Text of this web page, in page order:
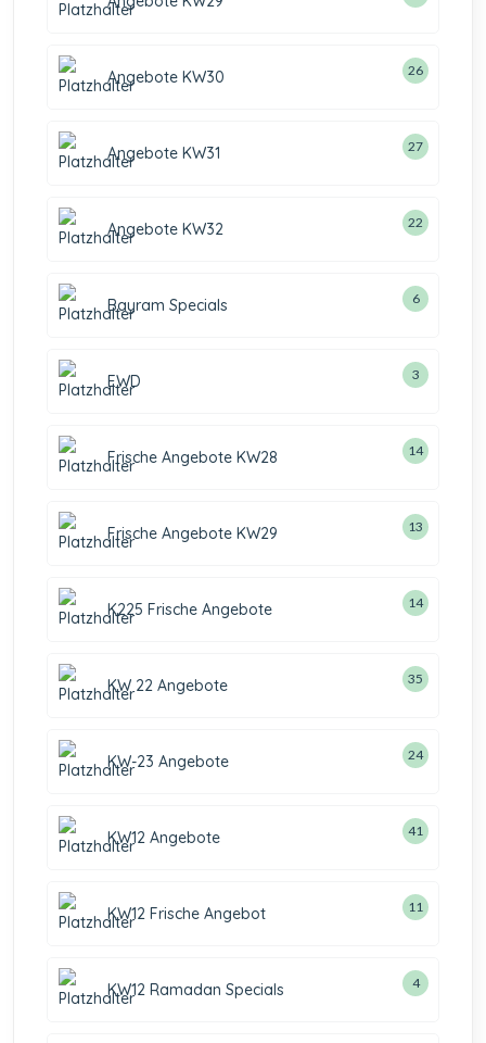
Angebote KW30 26
Angebote KW31 27
Angebote KW32 22
Bayram Specials 6
EWD 3
Frische Angebote KW28 14
Frische Angebote KW29 13
K225 Frische Angebote 14
KW 22 Angebote 35
KW-23 Angebote 24
KW12 Angebote 41
KW12 Frische Angebot 11
KW12 Ramadan Specials 4